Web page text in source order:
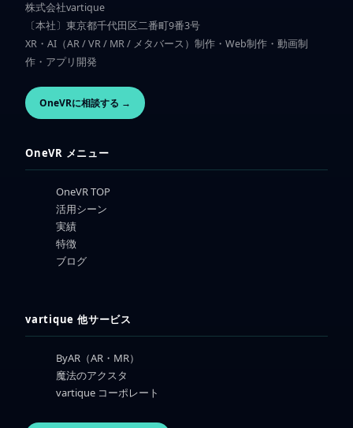
株式会社vartique
〔本社〕東京都千代田区二番町9番3号
XR・AI（AR / VR / MR / メタバース）制作・Web制作・動画制
作・アプリ開発
OneVRに相談する →
OneVR メニュー
OneVR TOP
活用シーン
実績
特徴
ブログ
vartique 他サービス
ByAR（AR・MR）
魔法のアクスタ
vartique コーポレート